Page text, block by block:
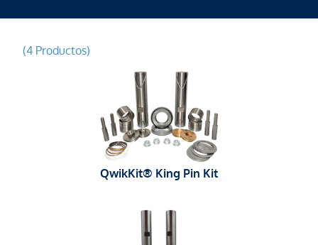
(4 Productos)
QwikKit® King Pin Kit